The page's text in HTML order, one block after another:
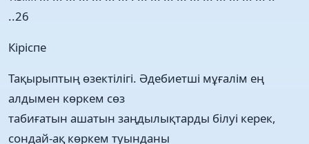
..26
Кіріспе
Тақырыптың өзектілігі. Әдебиетші мұғалім ең
алдымен көркем сөз
табиғатын ашатын заңдылықтарды білуі керек,
сондай-ақ көркем туынданы